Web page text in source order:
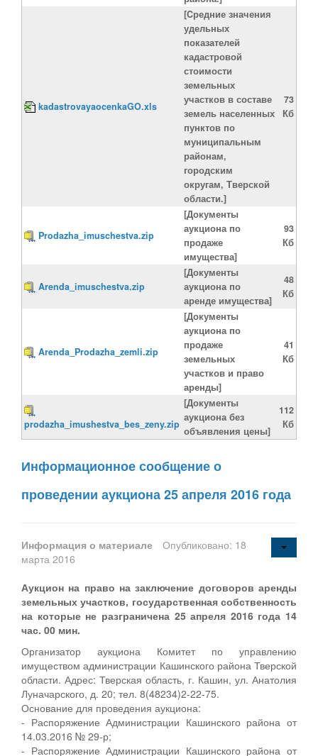
kadastrovayaocenkaGO.xls
[Cредние значения
удельных
показателей
кадастровой
стоимости
земельных
участков в составе
земель населенных
пунктов по
муниципальным
районам,
городским
округам, Тверской
области.]
73
Кб
Prodazha_imuschestva.zip
[Документы
аукциона по
продаже
имущества]
93
Кб
Arenda_imuschestva.zip
[Документы
аукциона по
аренде имущества]
48
Кб
Arenda_Prodazha_zemli.zip
[Документы
аукциона по
продаже
земельных
участков и право
аренды]
41
Кб
prodazha_imushestva_bes_zeny.zip
[Документы
аукциона без
объявления цены]
112
Кб
Информационное сообщение о
проведении аукциона 25 апреля 2016 года
Информация о материале
Опубликовано: 18
марта 2016
Аукцион на право на заключение договоров аренды
земельных участков, государственная собственность
на которые не разграничена 25 апреля 2016 года 14
час. 00 мин.
Организатор аукциона Комитет по управлению
имуществом администрации Кашинского района Тверской
области. Адрес: Тверская область, г. Кашин, ул. Анатолия
Луначарского, д. 20; тел. 8(48234)2-22-75.
Основание для проведения аукциона:
- Распоряжение Администрации Кашинского района от
14.03.2016 № 29-р;
- Распоряжение Администрации Кашинского района от